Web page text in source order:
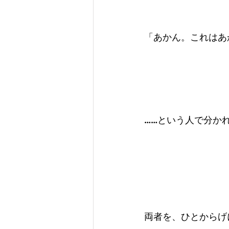
「あかん。これは
……という人で分かれ
両者を、ひとからげ